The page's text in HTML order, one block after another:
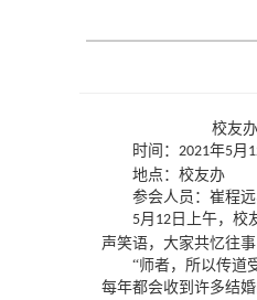
校友
时间： 2021年5月
地点：校友办
参会人员：崔程
5月 12 日上午，校
声笑语，大家共忆往
“师者，所以传道
每年都会收到许多结